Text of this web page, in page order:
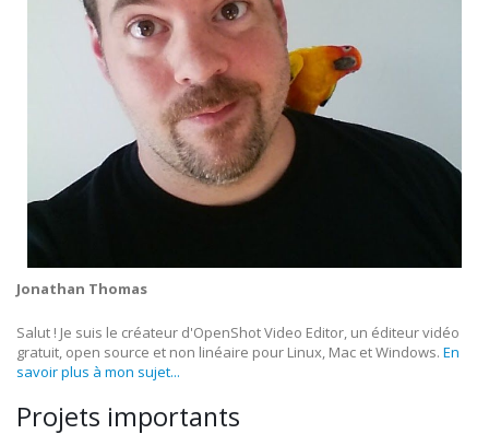
Jonathan Thomas
Salut ! Je suis le créateur d'OpenShot Video Editor, un éditeur vidéo
gratuit, open source et non linéaire pour Linux, Mac et Windows. En
savoir plus à mon sujet...
Projets importants